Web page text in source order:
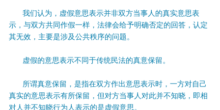
我们认为 ， 虚假意思表示并非双方当事人的真实意思表
示 ， 与双方共同作假一样 ， 法律会给予明确否定的回答 ， 认定
其无效 ， 主要是涉及公共秩序的问题。
虚假的意思表示不同于传统民法的真意保留。
所谓真意保留 ， 是指在双方作出意思表示时 ， 一方对自己
真实的意思表示有所保留 ， 但对方当事人对此并不知晓 ， 即相
对人并不知晓行为人表示的是虚假意思。